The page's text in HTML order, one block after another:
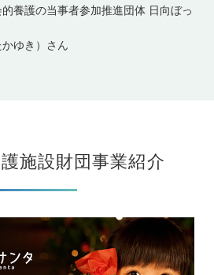
養護の当事者参加推進団体 日向ぼっ
ゆき）さん
施設財団事業紹介